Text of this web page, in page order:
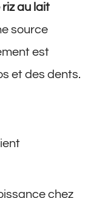
au lait
source
est
et des dents.
chez